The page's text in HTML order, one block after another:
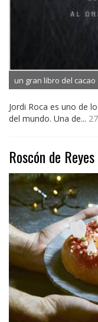
un gran libro del cacao
Jordi Roca es uno de
del mundo. Una de...
Roscón de